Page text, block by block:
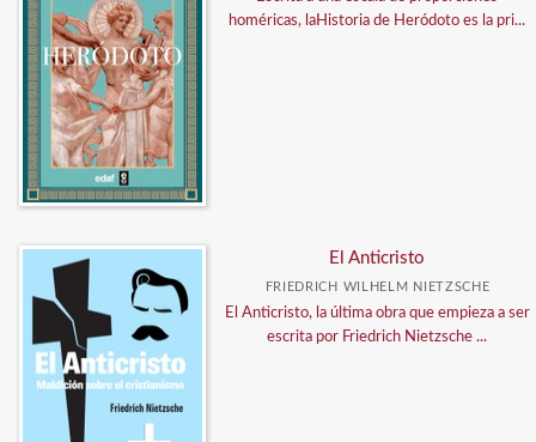
homéricas, laHistoria de Heródoto es la pri...
El Anticristo
FRIEDRICH WILHELM NIETZSCHE
El Anticristo, la última obra que empieza a ser
escrita por Friedrich Nietzsche ...